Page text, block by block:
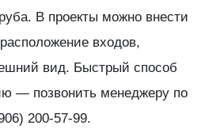
В проекты можно внести
входов,
вид. Быстрый способ
— позвонить менеджеру по
200-57-99.